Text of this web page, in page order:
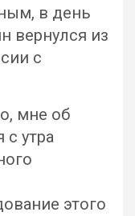
в день
вернулся из
с
мне об
утра
этого